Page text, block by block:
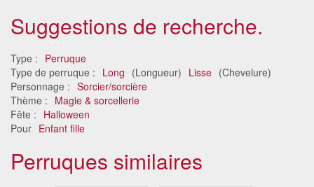
Suggestions de recherche.
Type : Perruque
Type de perruque : Long (Longueur) Lisse (Chevelure)
Personnage : Sorcier/sorcière
Thème : Magie & sorcellerie
Fête : Halloween
Pour Enfant fille
Perruques similaires